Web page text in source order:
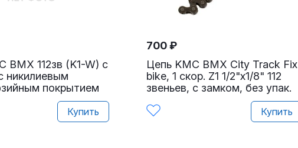
BMX 112зв (K1-W) с
никилиевым
покрытием
Купить
Цепь KMC BMX City Track Fix
bike, 1 скор. Z1 1/2"x1/8" 112
звеньев, с замком, без упак.
700₽
Купить